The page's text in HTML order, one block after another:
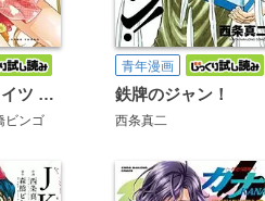
ナナヲチートイツ 紅龍
ビンゴ
青年漫画
鉄牌のジャン！
西条真二